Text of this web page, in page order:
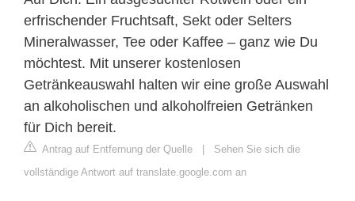
erfrischender Fruchtsaft, Sekt oder Selters
Mineralwasser, Tee oder Kaffee – ganz wie Du
möchtest. Mit unserer kostenlosen
Getränkeauswahl halten wir eine große Auswahl
an alkoholischen und alkoholfreien Getränken
für Dich bereit.
Antrag auf Entfernung der Quelle | Sehen Sie sich die
vollständige Antwort auf translate.google.com an